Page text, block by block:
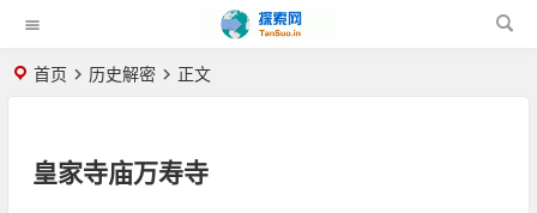
首页 历史解密 正文
皇家寺庙万寿寺